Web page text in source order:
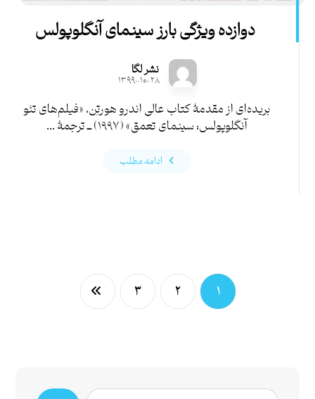
دوازده ویژگی بارز سینمای آنگلوپولس
نشر لگا
۱۳۹۹-۱۰-۲۸
بریده‌ای از مقدمۀ کتاب عالی اندرو هورتِن، «فیلم‌های تئو
آنگلوپولس: سینمای تعمق» (۱۹۹۷) ــ ترجمۀ ...
ادامه مطلب
۱ ۲ ۳